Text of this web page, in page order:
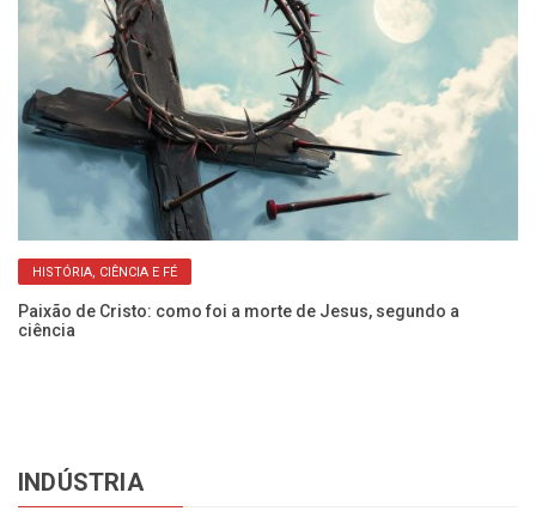
HISTÓRIA, CIÊNCIA E FÉ
Paixão de Cristo: como foi a morte de Jesus, segundo a
ciência
INDÚSTRIA